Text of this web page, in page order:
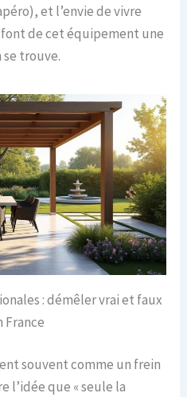
et l’envie de vivre
font de cet équipement une
trouve.
: démêler vrai et faux
souvent comme un frein
l’idée que « seule la